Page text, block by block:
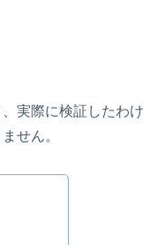
実際に検証したわけ
せん。